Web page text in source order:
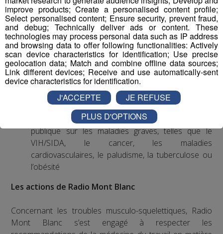
Exemples d’actions à entreprendre
Mettre en place une politique ambitieuse de santé,
sécurité et bien-être au travail visant notamment à
réduire les accidents du travail et les situations à
risques ainsi que les troubles musculo-
squelettiques et les risques psycho-sociaux
Sensibiliser ses employés aux risques liés à la
sédentarité lors d’une journée de travail
Soutenir les campagnes préventives de santé
publique sur les maladies graves, telles que le
VIH/SIDA, le cancer, les maladies
cardiovasculaires, le paludisme, la tuberculose ou
l’obésité
Les actions de Radio Mont Blanc
Concernant les troubles musculo-squelettiques, Radio
Mont Blanc s’est engagé à respecter les
improve products; Create a personalised content profile;
Select personalised content; Ensure security, prevent fraud,
and debug; Technically deliver ads or content. These
technologies may process personal data such as IP address
and browsing data to offer following functionalities: Actively
scan device characteristics for identification; Use precise
geolocation data; Match and combine offline data sources;
Link different devices; Receive and use automatically-sent
device characteristics for identification.
J'ACCEPTE
JE REFUSE
PLUS D'OPTIONS